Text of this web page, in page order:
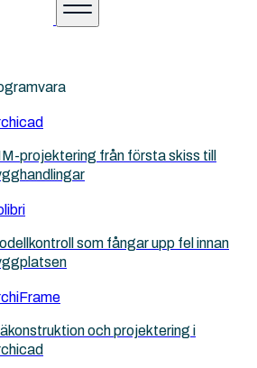
projektering från första skiss till
som fångar upp fel innan
och projektering i